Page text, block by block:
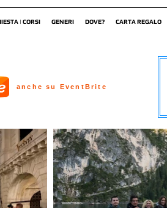
| CORSI GENERI DOVE? CARTA REGALO
anche su EventBrite